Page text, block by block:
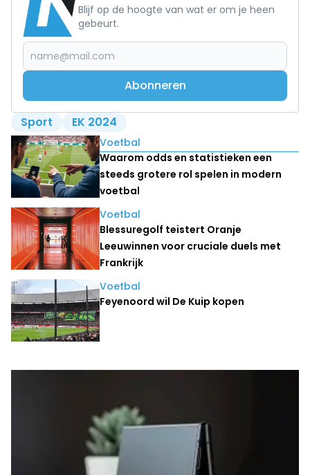
Blijf op de hoogte van wat er om je heen
gebeurt.
Abonneren
Sport EK 2024
Lees ook
Voetbal
Waarom odds en statistieken een
steeds grotere rol spelen in modern
voetbal
Voetbal
Blessuregolf teistert Oranje
Leeuwinnen voor cruciale duels met
Frankrijk
Voetbal
Feyenoord wil De Kuip kopen
Laatste nieuws